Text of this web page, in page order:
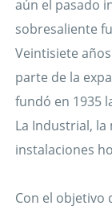
aún el pasado
sobresaliente
Veintisiete
parte de la
fundó en 1935
La Industrial, la
instalaciones
Con el objetivo